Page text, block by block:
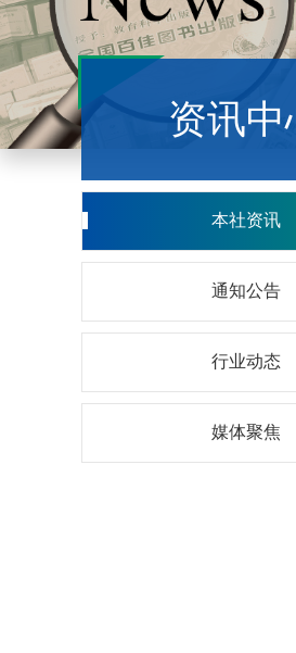
资讯中
本社资讯
通知公告
行业动态
媒体聚焦